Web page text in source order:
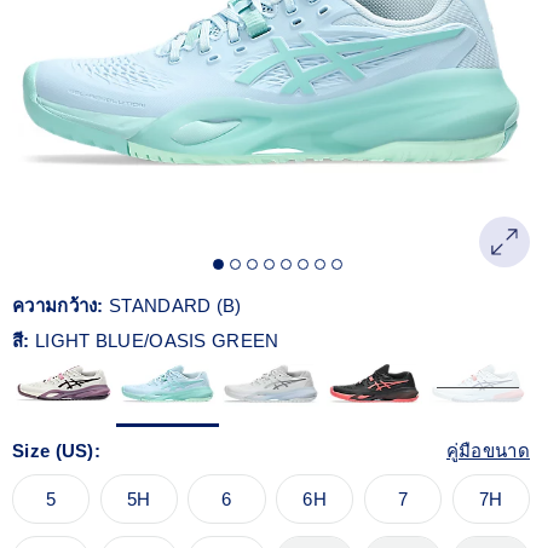
ความกว้าง: STANDARD (B)
สี: LIGHT BLUE/OASIS GREEN
Size (US): คู่มือขนาด
5 5H 6 6H 7 7H